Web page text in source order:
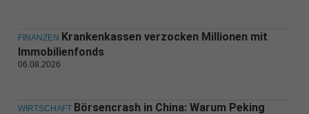
FINANZEN Krankenkassen verzocken Millionen mit
Immobilienfonds
06.08.2026
WIRTSCHAFT Börsencrash in China: Warum Peking